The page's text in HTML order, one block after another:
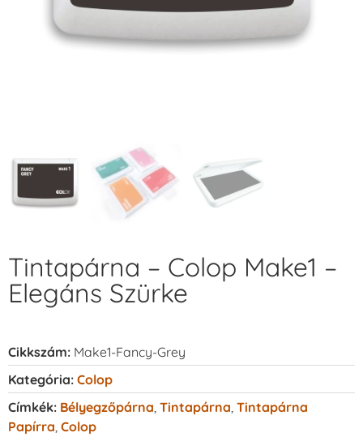
Tintapárna – Colop Make1 –
Elegáns Szürke
Cikkszám: Make1-Fancy-Grey
Kategória: Colop
Címkék: Bélyegzőpárna Tintapárna Tintapárna
Papírra Colop